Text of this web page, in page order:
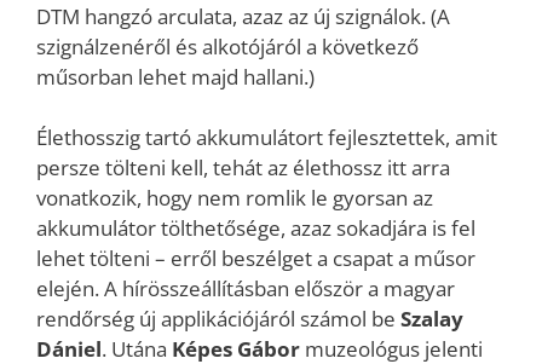
DTM hangzó arculata, azaz az új szignálok. (A
szignálzenéről és alkotójáról a következő
műsorban lehet majd hallani.)
Élethosszig tartó akkumulátort fejlesztettek, amit
persze tölteni kell, tehát az élethossz itt arra
vonatkozik, hogy nem romlik le gyorsan az
akkumulátor tölthetősége, azaz sokadjára is fel
lehet tölteni – erről beszélget a csapat a műsor
elején. A hírösszeállításban először a magyar
rendőrség új applikációjáról számol be Szalay
Dániel. Utána Képes Gábor muzeológus jelenti